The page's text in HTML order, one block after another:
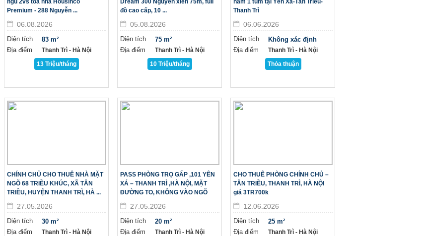
ngủ 2vs tòa nhà Housinco
Premium - 288 Nguyễn ...
06.08.2026
Diện tích
Địa điểm
83 m²
Thanh Trì - Hà Nội
13 Triệu/tháng
Dream 300 Nguyễn xiển 75m, full
đồ cao cấp, 10 ...
05.08.2026
Diện tích
Địa điểm
75 m²
Thanh Trì - Hà Nội
10 Triệu/tháng
hầm 1 tum tại Yên Xá-Tân Triều-
Thanh Trì
06.06.2026
Diện tích
Địa điểm
Không xác định
Thanh Trì - Hà Nội
Thỏa thuận
CHÍNH CHỦ CHO THUÊ NHÀ MẶT
NGÕ 68 TRIỀU KHÚC, XÃ TÂN
TRIỀU, HUYỆN THANH TRÌ, HÀ ...
27.05.2026
Diện tích
Địa điểm
30 m²
Thanh Trì - Hà Nội
PASS PHÒNG TRỌ GẤP ,101 YÊN
XÁ – THANH TRÌ ,HÀ NỘI, MẶT
ĐƯỜNG TO, KHÔNG VÀO NGÕ
27.05.2026
Diện tích
Địa điểm
20 m²
Thanh Trì - Hà Nội
CHO THUÊ PHÒNG CHÍNH CHỦ –
TÂN TRIỀU, THANH TRÌ, HÀ NỘI
giá 3TR700k
12.06.2026
Diện tích
Địa điểm
25 m²
Thanh Trì - Hà Nội